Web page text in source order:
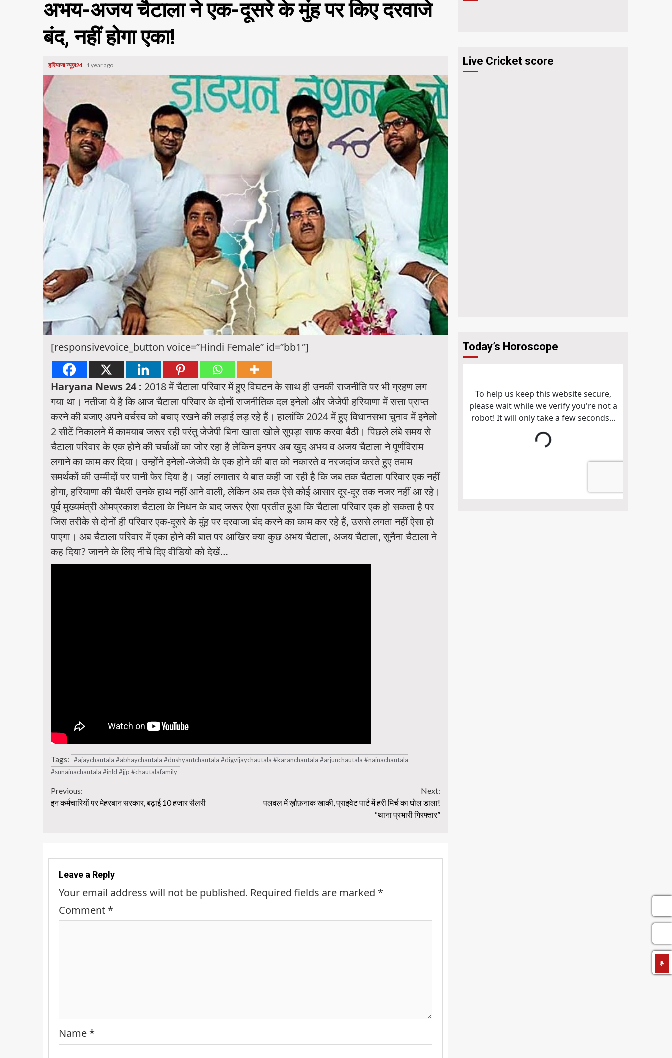
अभय-अजय चैटाला ने एक-दूसरे के मुंह पर किए दरवाजे
बंद, नहीं होगा एका!
हरियाणा न्यूज़24 1 year ago
[responsivevoice_button voice=”Hindi Female” id=”bb1″]
Haryana News 24 : 2018 में चैटाला परिवार में हुए विघटन के साथ ही उनकी राजनीति पर भी ग्रहण लग
गया था। नतीजा ये है कि आज चैटाला परिवार के दोनों राजनीतिक दल इनेलो और जेजेपी हरियाणा में सत्ता प्राप्त
करने की बजाए अपने वर्चस्व को बचाए रखने की लड़ाई लड़ रहे हैं। हालांकि 2024 में हुए विधानसभा चुनाव में इनेलो
2 सीटें निकालने में कामयाब जरूर रही परंतु जेजेपी बिना खाता खोले सुपड़ा साफ करवा बैठी। पिछले लंबे समय से
चैटाला परिवार के एक होने की चर्चाओं का जोर रहा है लेकिन इनपर अब खुद अभय व अजय चैटाला ने पूर्णविराम
लगाने का काम कर दिया। उन्होंने इनेलो-जेजेपी के एक होने की बात को नकारते व नरजदांज करते हुए तमाम
समर्थकों की उम्मीदों पर पानी फेर दिया है। जहां लगातार ये बात कही जा रही है कि जब तक चैटाला परिवार एक नहीं
होगा, हरियाणा की चैधरी उनके हाथ नहीं आने वाली, लेकिन अब तक ऐसे कोई आसार दूर-दूर तक नजर नहीं आ रहे।
पूर्व मुख्यमंत्री ओमप्रकाश चैटाला के निधन के बाद जरूर ऐसा प्रतीत हुआ कि चैटाला परिवार एक हो सकता है पर
जिस तरीके से दोनों ही परिवार एक-दूसरे के मुंह पर दरवाजा बंद करने का काम कर रहे हैं, उससे लगता नहीं ऐसा हो
पाएगा। अब चैटाला परिवार में एका होने की बात पर आखिर क्या कुछ अभय चैटाला, अजय चैटाला, सुनैना चैटाला ने
कह दिया? जानने के लिए नीचे दिए वीडियो को देखें…
Tags:
#ajaychautala #abhaychautala #dushyantchautala #digvijaychautala #karanchautala #arjunchautala #nainachautala
#sunainachautala #inld #jjp #chautalafamily
Continue
Previous:
इन कर्मचारियों पर मेहरबान सरकार, बढ़ाई 10 हजार सैलरी
Next:
पलवल में ख़ौफ़नाक खाकी, प्राइवेट पार्ट में हरी मिर्च का घोल डाला!
“थाना प्रभारी गिरफ्तार”
Leave a Reply
Your email address will not be published. Required fields are marked *
Comment *
Name *
Live Cricket score
Today’s Horoscope